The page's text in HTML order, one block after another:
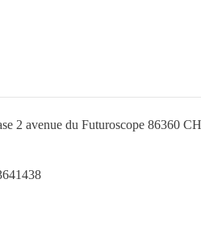
2 avenue du Futuroscope 86360